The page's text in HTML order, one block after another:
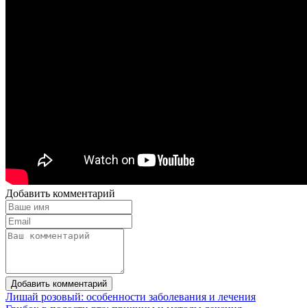
Добавить комментарий
Добавить комментарий
Лишай розовый: особенности заболевания и лечения